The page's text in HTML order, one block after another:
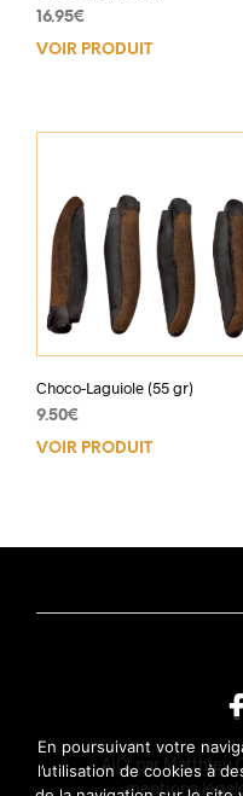
16.95€
VOIR PRODUIT
Choco-Laguiole (55 gr)
9.50€
VOIR PRODUIT
AICI par Matthieu
mentions
En poursuivant votre
l’utilisation de cookies à